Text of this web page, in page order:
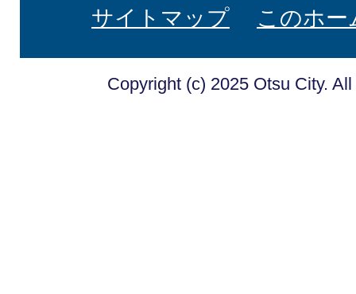
サイトマップ このホ
Copyright (c) 2025 Otsu City.